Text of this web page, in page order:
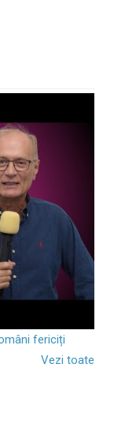
fericiți
Vezi toate